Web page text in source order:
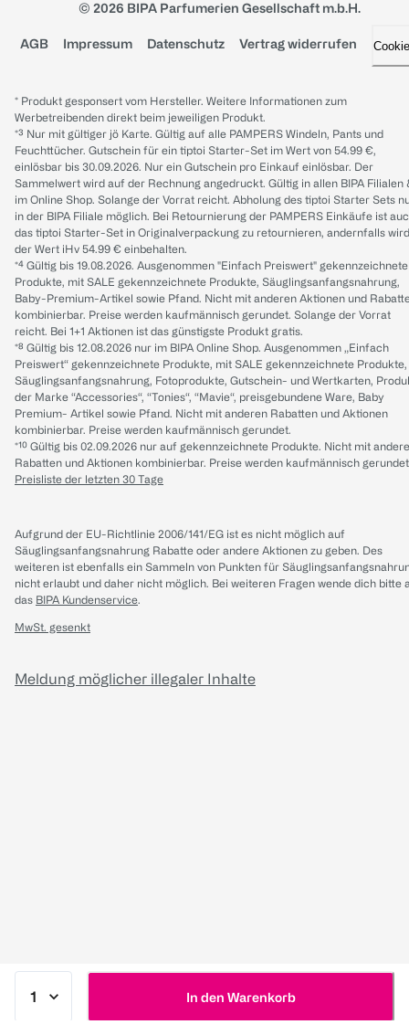
In den Warenkorb
© 2026 BIPA Parfumerien Gesellschaft m.b.H.
AGB Impressum Datenschutz Vertrag widerrufen
* Produkt gesponsert vom Hersteller. Weitere Informationen zum
Werbetreibenden direkt beim jeweiligen Produkt.
*³ Nur mit gültiger jö Karte. Gültig auf alle PAMPERS Windeln, Pants und
Feuchttücher. Gutschein für ein tiptoi Starter-Set im Wert von 54.99 €,
einlösbar bis 30.09.2026. Nur ein Gutschein pro Einkauf einlösbar. Der
Sammelwert wird auf der Rechnung angedruckt. Gültig in allen BIPA Filialen
im Online Shop. Solange der Vorrat reicht. Abholung des tiptoi Starter Sets
in der BIPA Filiale möglich. Bei Retournierung der PAMPERS Einkäufe ist
das tiptoi Starter-Set in Originalverpackung zu retournieren, andernfalls wird
der Wert iHv 54.99 € einbehalten.
*⁴ Gültig bis 19.08.2026. Ausgenommen "Einfach Preiswert" gekennzeichnete
Produkte, mit SALE gekennzeichnete Produkte, Säuglingsanfangsnahrung,
Baby-Premium-Artikel sowie Pfand. Nicht mit anderen Aktionen und
kombinierbar. Preise werden kaufmännisch gerundet. Solange der Vorrat
reicht. Bei 1+1 Aktionen ist das günstigste Produkt gratis.
*⁸ Gültig bis 12.08.2026 nur im BIPA Online Shop. Ausgenommen „Einfach
Preiswert“ gekennzeichnete Produkte, mit SALE gekennzeichnete Produkte,
Säuglingsanfangsnahrung, Fotoprodukte, Gutschein- und Wertkarten,
der Marke “Accessories“, “Tonies“, “Mavie“, preisgebundene Ware, Baby
Premium- Artikel sowie Pfand. Nicht mit anderen Rabatten und Aktionen
kombinierbar. Preise werden kaufmännisch gerundet.
*¹⁰ Gültig bis 02.09.2026 nur auf gekennzeichnete Produkte. Nicht mit
Rabatten und Aktionen kombinierbar. Preise werden kaufmännisch
Preisliste der letzten 30 Tage
Aufgrund der EU-Richtlinie 2006/141/EG ist es nicht möglich auf
Säuglingsanfangsnahrung Rabatte oder andere Aktionen zu geben. Des
weiteren ist ebenfalls ein Sammeln von Punkten für
nicht erlaubt und daher nicht möglich. Bei weiteren Fragen wende dich bitte
das BIPA Kundenservice.
MwSt. gesenkt
Meldung möglicher illegaler Inhalte